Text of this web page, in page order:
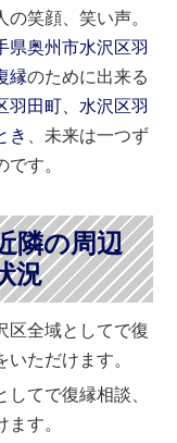
笑顔、笑い声。
県奥州市水沢区羽
縁のために出来る
羽田町、水沢区羽
き
、未来は一つず
す。
隣の周辺
況
区全域としてで復
ただけます。
てで復縁相談、
す。